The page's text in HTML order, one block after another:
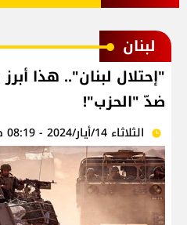
لبنان
"إحتلال لبنان".. هذا
ضدّ "الحزب"!
الثلاثاء 14/أيار/2024 - 08:19 ص